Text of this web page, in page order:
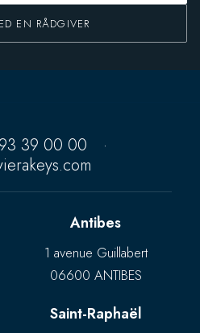
EN RÅDGIVER
39 00 00
·
Antibes
1 avenue Guillabert
06600 ANTIBES
Saint-Raphaël